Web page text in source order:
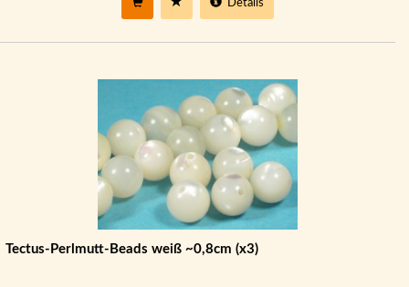
Details
Tectus-Perlmutt-Beads weiß ~0,8cm (x3)